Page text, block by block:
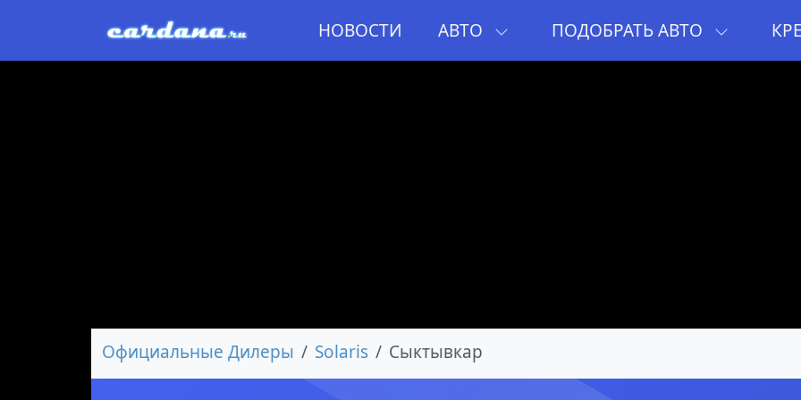
НОВОСТИ АВТО ПОДОБРАТЬ АВТО
Официальные Дилеры Solaris Сыктывкар